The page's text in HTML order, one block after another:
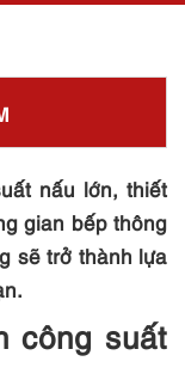
nấu lớn, thiết
gian bếp thông
sẽ trở thành lựa
công suất